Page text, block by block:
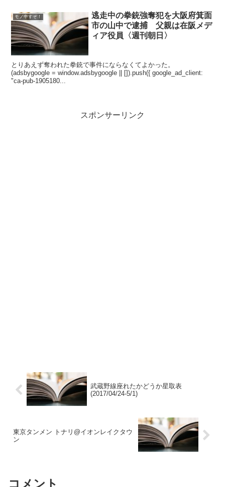
モノ申すぞ！
逃走中の拳銃強奪犯を大阪府箕面
市の山中で逮捕 父親は在阪メデ
ィア役員〈週刊朝日〉
とりあえず奪われた拳銃で事件にならなくてよかった。
(adsbygoogle = window.adsbygoogle || []).push({ google_ad_client:
"ca-pub-1905180...
スポンサーリンク
武蔵野線座れたかどうか星取表
(2017/04/24-5/1)
東京タンメン トナリ@イオンレイクタウ
ン
コメント